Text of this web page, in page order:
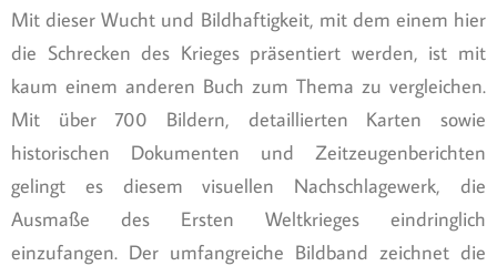
Mit dieser Wucht und Bildhaftigkeit, mit dem einem hier
die Schrecken des Krieges präsentiert werden, ist mit
kaum einem anderen Buch zum Thema zu vergleichen.
Mit über 700 Bildern, detaillierten Karten sowie
historischen Dokumenten und Zeitzeugenberichten
gelingt es diesem visuellen Nachschlagewerk, die
Ausmaße des Ersten Weltkrieges eindringlich
einzufangen. Der umfangreiche Bildband zeichnet die